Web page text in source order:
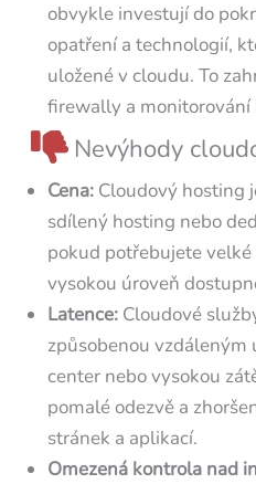
obvykle investují do
opatření a technologií,
uložené v cloudu. To
firewally a monitorování
Nevýhody
Cena: Cloudový hosting
sdílený hosting nebo
pokud potřebujete
vysokou úroveň
Latence: Cloudové
způsobenou
center nebo vysokou
pomalé odezvě a
stránek a aplikací.
Omezená kontrola nad